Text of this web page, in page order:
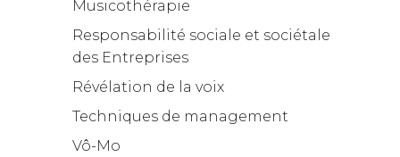
Musicothérapie
Responsabilité sociale et sociétale
des Entreprises
Révélation de la voix
Techniques de management
Vô-Mo